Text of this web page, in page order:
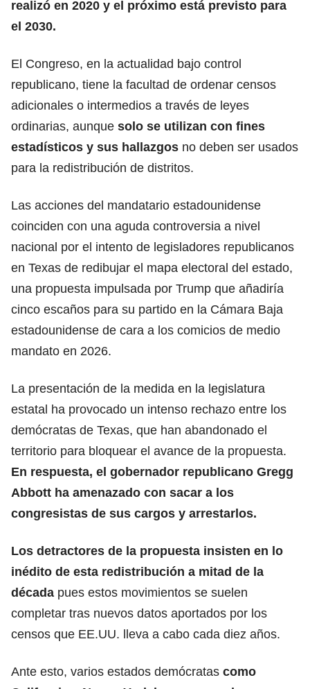
realizó en 2020 y el próximo está previsto para
el 2030.
El Congreso, en la actualidad bajo control
republicano, tiene la facultad de ordenar censos
adicionales o intermedios a través de leyes
ordinarias, aunque solo se utilizan con fines
estadísticos y sus hallazgos no deben ser usados
para la redistribución de distritos.
Las acciones del mandatario estadounidense
coinciden con una aguda controversia a nivel
nacional por el intento de legisladores republicanos
en Texas de redibujar el mapa electoral del estado,
una propuesta impulsada por Trump que añadiría
cinco escaños para su partido en la Cámara Baja
estadounidense de cara a los comicios de medio
mandato en 2026.
La presentación de la medida en la legislatura
estatal ha provocado un intenso rechazo entre los
demócratas de Texas, que han abandonado el
territorio para bloquear el avance de la propuesta.
En respuesta, el gobernador republicano Gregg
Abbott ha amenazado con sacar a los
congresistas de sus cargos y arrestarlos.
Los detractores de la propuesta insisten en lo
inédito de esta redistribución a mitad de la
década pues estos movimientos se suelen
completar tras nuevos datos aportados por los
censos que EE.UU. lleva a cabo cada diez años.
Ante esto, varios estados demócratas como